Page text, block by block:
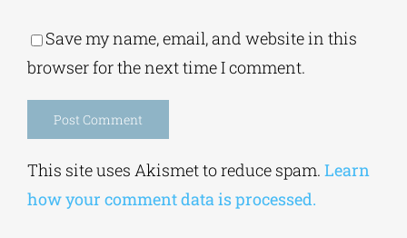
Save my name, email, and website in this
Alternative:
This site uses Akismet to reduce spam.
how your comment data is processed.